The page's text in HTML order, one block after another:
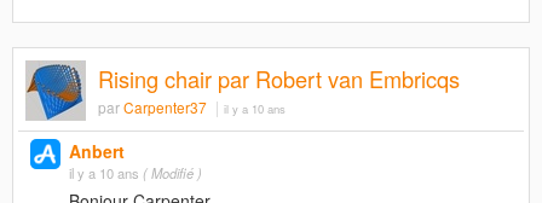
Rising chair par Robert van Embricqs
parCarpenter37 il y a 10 ans
Anbert
il y a 10 ans ( Modifié )